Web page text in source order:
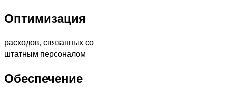
Оптимизация
расходов, связанных со
штатным персоналом
Обеспечение